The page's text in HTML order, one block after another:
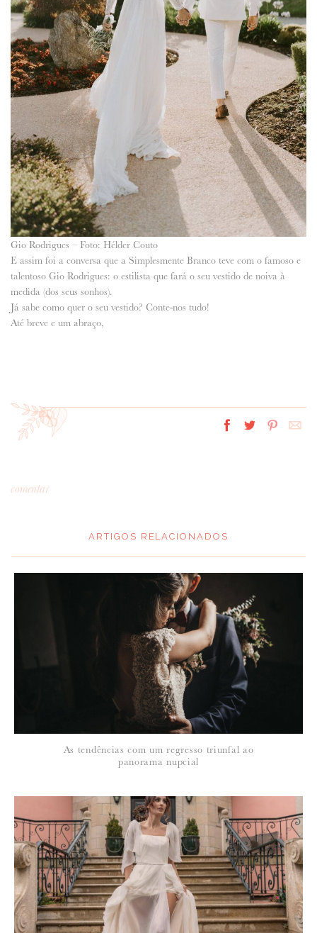
Gio Rodrigues – Foto: Hélder Couto
E assim foi a conversa que a Simplesmente Branco teve com o famoso e
talentoso Gio Rodrigues: o estilista que fará o seu vestido de noiva à
medida (dos seus sonhos).
Já sabe como quer o seu vestido? Conte-nos tudo!
Até breve e um abraço,
comentar
Para saber como tratamos e protegemos os seus dados, leia a nossa
política de privacidade
ARTIGOS RELACIONADOS
As tendências com um regresso triunfal ao
panorama nupcial